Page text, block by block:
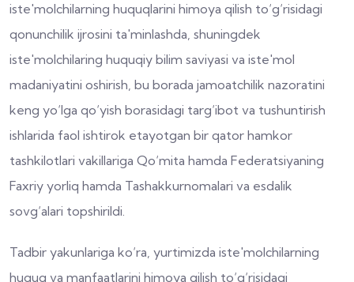
iste'molchilarning huquqlarini himoya qilish to‘g‘risidagi
qonunchilik ijrosini ta'minlashda, shuningdek
iste'molchilaring huquqiy bilim saviyasi va iste'mol
madaniyatini oshirish, bu borada jamoatchilik nazoratini
keng yo‘lga qo‘yish borasidagi targ‘ibot va tushuntirish
ishlarida faol ishtirok etayotgan bir qator hamkor
tashkilotlari vakillariga Qo‘mita hamda Federatsiyaning
Faxriy yorliq hamda Tashakkurnomalari va esdalik
sovg‘alari topshirildi.
Tadbir yakunlariga ko‘ra, yurtimizda iste'molchilarning
huquq va manfaatlarini himoya qilish to‘g‘risidagi